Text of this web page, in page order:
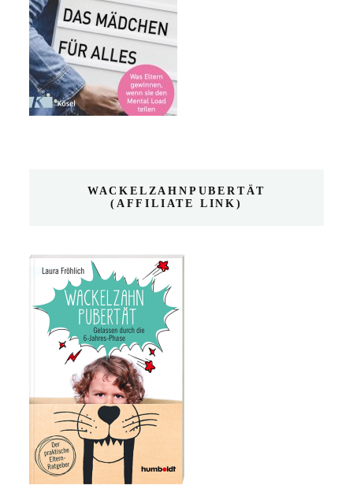
WACKELZAHNPUBERTÄT
(AFFILIATE LINK)